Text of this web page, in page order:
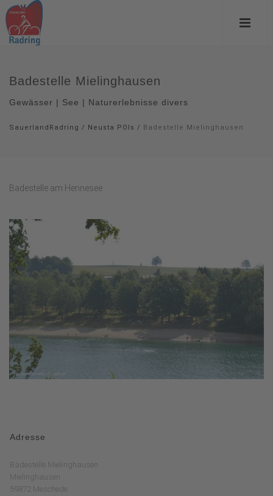
Badestelle Mielinghausen
Gewässer | See | Naturerlebnisse divers
SauerlandRadring / Neusta POIs / Badestelle Mielinghausen
Badestelle am Hennesee
Adresse
Badestelle Mielinghausen
Mielinghausen
59872 Meschede